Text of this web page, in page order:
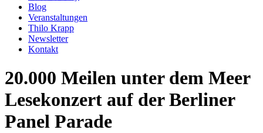
Blog
Veranstaltungen
Thilo Krapp
Newsletter
Kontakt
20.000 Meilen unter dem Meer
Lesekonzert auf der Berliner
Panel Parade